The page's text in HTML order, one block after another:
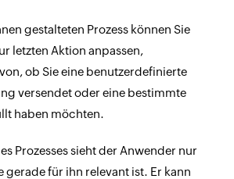
gestalteten Prozess können Sie
letzten Aktion anpassen,
ob Sie eine benutzerdefinierte
versendet oder eine bestimmte
haben möchten.
Prozesses sieht der Anwender nur
gerade für ihn relevant ist. Er kann